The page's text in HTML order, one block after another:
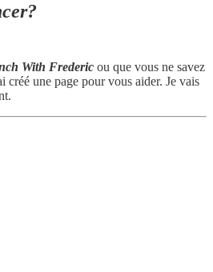
With Frederic ou que vous ne savez
créé une page pour vous aider. Je vais